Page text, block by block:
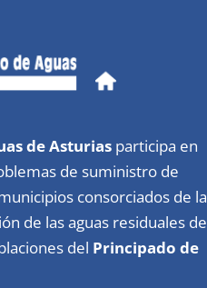
de Asturias participa en
de suministro de
consorciados de la
de las aguas residuales de
del Principado de